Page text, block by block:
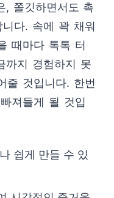
, 쫄깃하면서도 촉
다. 속에 꽉 채워
때마다 톡톡 터
까지 경험하지 못
줄 것입니다. 한번
져들게 될 것입
쉽게 만들 수 있